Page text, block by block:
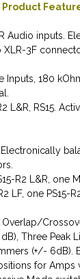
Product
Audio inputs.
XLR-3F
Inputs, 180
L&R, RS15.
R2 L&R, one
LF, one PS15-
Three Peak
(+/- 6dB).
for